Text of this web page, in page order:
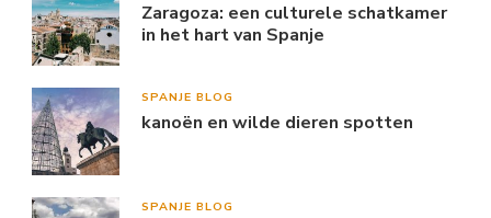
Zaragoza: een culturele schatkamer
in het hart van Spanje
SPANJE BLOG
kanoën en wilde dieren spotten
SPANJE BLOG